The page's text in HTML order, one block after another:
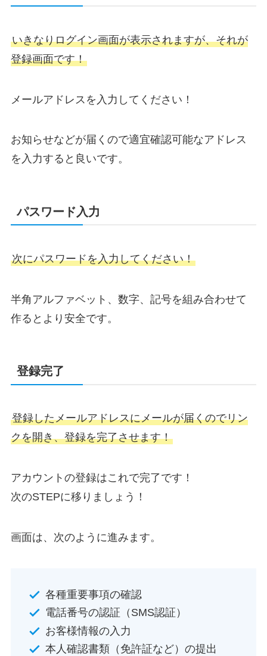
いきなりログイン画面が表示されますが、それが
登録画面です！
メールアドレスを入力してください！
お知らせなどが届くので適宜確認可能なアドレス
を入力すると良いです。
パスワード入力
次にパスワードを入力してください！
半角アルファベット、数字、記号を組み合わせて
作るとより安全です。
登録完了
登録したメールアドレスにメールが届くのでリン
クを開き、登録を完了させます！
アカウントの登録はこれで完了です！
次のSTEPに移りましょう！
画面は、次のように進みます。
各種重要事項の確認
電話番号の認証（SMS認証）
お客様情報の入力
本人確認書類（免許証など）の提出